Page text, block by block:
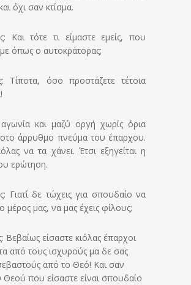
όχι σαν κτίσμα.
Και τότε τι είμαστε εμείς, που
όπως ο αυτοκράτορας;
Τίποτα, όσο προστάζετε τέτοια
αγωνία και μαζύ οργή χωρίς όρια
άρρυθμο πνεύμα του έπαρχου.
να τα χάνει. Έτσι εξηγείται η
ερώτηση.
Γιατί δε τώχεις για σπουδαίο να
μέρος μας, να μας έχεις φίλους;
Βεβαίως είσαστε κιόλας έπαρχοι
από τους ισχυρούς μα δε σας
από το Θεό! Και σαν
Θεού που είσαστε είναι σπουδαίο